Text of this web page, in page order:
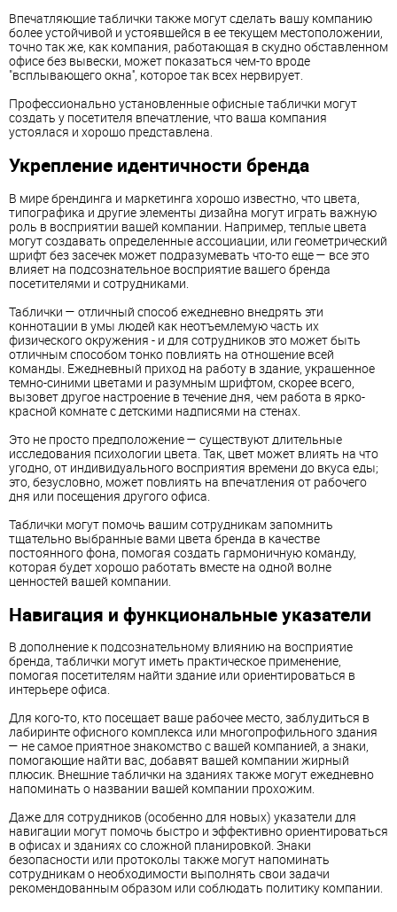
Впечатляющие таблички также могут сделать вашу компанию
более устойчивой и устоявшейся в ее текущем местоположении,
точно так же, как компания, работающая в скудно обставленном
офисе без вывески, может показаться чем-то вроде
"всплывающего окна'', которое так всех нервирует.
Профессионально установленные офисные таблички могут
создать у посетителя впечатление, что ваша компания
устоялася и хорошо представлена.
Укрепление идентичности бренда
В мире брендинга и маркетинга хорошо известно, что цвета,
типографика и другие элементы дизайна могут играть важную
роль в восприятии вашей компании. Например, теплые цвета
могут создавать определенные ассоциации, или геометрический
шрифт без засечек может подразумевать что-то еще — все это
влияет на подсознательное восприятие вашего бренда
посетителями и сотрудниками.
Таблички — отличный способ ежедневно внедрять эти
коннотации в умы людей как неотъемлемую часть их
физического окружения - и для сотрудников это может быть
отличным способом тонко повлиять на отношение всей
команды. Ежедневный приход на работу в здание, украшенное
темно-синими цветами и разумным шрифтом, скорее всего,
вызовет другое настроение в течение дня, чем работа в ярко-
красной комнате с детскими надписями на стенах.
Это не просто предположение — существуют длительные
исследования психологии цвета. Так, цвет может влиять на что
угодно, от индивидуального восприятия времени до вкуса еды;
это, безусловно, может повлиять на впечатления от рабочего
дня или посещения другого офиса.
Таблички могут помочь вашим сотрудникам запомнить
тщательно выбранные вами цвета бренда в качестве
постоянного фона, помогая создать гармоничную команду,
которая будет хорошо работать вместе на одной волне
ценностей вашей компании.
Навигация и функциональные указатели
В дополнение к подсознательному влиянию на восприятие
бренда, таблички могут иметь практическое применение,
помогая посетителям найти здание или ориентироваться в
интерьере офиса.
Для кого-то, кто посещает ваше рабочее место, заблудиться в
лабиринте офисного комплекса или многопрофильного здания
— не самое приятное знакомство с вашей компанией, а знаки,
помогающие найти вас, добавят вашей компании жирный
плюсик. Внешние таблички на зданиях также могут ежедневно
напоминать о названии вашей компании прохожим.
Даже для сотрудников (особенно для новых) указатели для
навигации могут помочь быстро и эффективно ориентироваться
в офисах и зданиях со сложной планировкой. Знаки
безопасности или протоколы также могут напоминать
сотрудникам о необходимости выполнять свои задачи
рекомендованным образом или соблюдать политику компании.